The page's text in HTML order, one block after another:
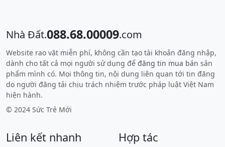
Nhà Đất.088.68.00009.com
Website rao vặt miễn phí, không cần tạo tài khoản đăng nhập,
dành cho tất cả mọi người sử dụng để đăng tin mua bán sản
phẩm mình có. Mọi thông tin, nội dung liên quan tới tin đăng
do người đăng tải chịu trách nhiệm trước pháp luật Việt Nam
hiện hành.
© 2024 Sức Trẻ Mới
Liên kết nhanh Hợp tác